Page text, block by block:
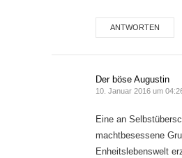
ANTWORTEN
Der böse Augustin
10. Januar 2016 um
Eine an
machtbesessene
Enheitslebenswelt